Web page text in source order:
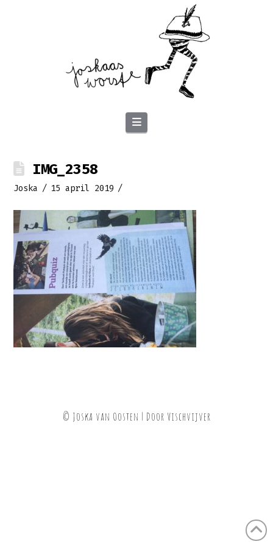
Navigation
IMG_2358
Joska 15 april 2019
© Joska van Oosten | Door Vischvijver